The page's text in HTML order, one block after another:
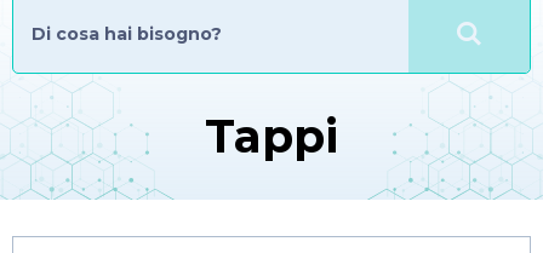
Tappi